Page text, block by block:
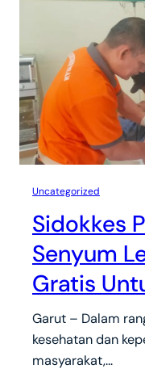
Uncategorized
Sidokkes
Senyum
Gratis
Garut – Dalam
kesehatan dan
masyarakat,…